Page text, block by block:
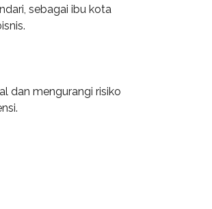
sebagai ibu kota
dan mengurangi risiko